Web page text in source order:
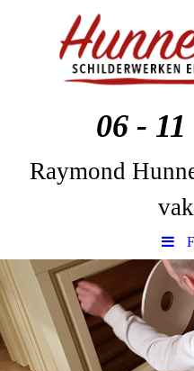
06 -
Raymond